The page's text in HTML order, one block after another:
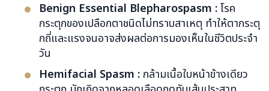
Benign Essential Blepharospasm :โรค
กระตุกของเปลือกตาชนิดไม่ทราบสาเหตุ ทำให้ตากระตุ
กถี่และแรงจนอาจส่งผลต่อการมองเห็นในชีวิตประจำ
วัน
Hemifacial Spasm : กล้ามเนื้อใบหน้าข้างเดียว